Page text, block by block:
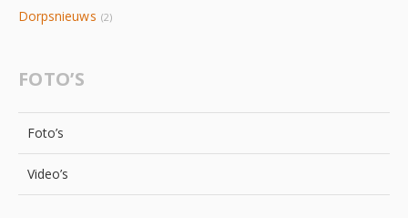
Dorpsnieuws (2)
FOTO’S
Foto’s
Video’s